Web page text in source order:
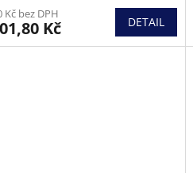
Kč bez DPH
Kč DETAIL